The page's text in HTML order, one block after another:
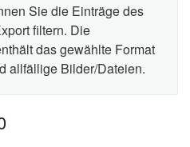
Sie die Einträge des
filtern. Die
das gewählte Format
allfällige Bilder/Dateien.